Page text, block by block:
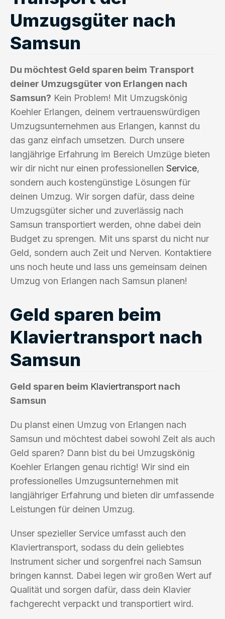
Umzugsgüter nach
Samsun
Du möchtest Geld sparen beim Transport
deiner Umzugsgüter von Erlangen nach
Samsun? Kein Problem! Mit Umzugskönig
Koehler Erlangen, deinem vertrauenswürdigen
Umzugsunternehmen aus Erlangen, kannst du
das ganz einfach umsetzen. Durch unsere
langjährige Erfahrung im Bereich Umzüge bieten
wir dir nicht nur einen professionellen Service,
sondern auch kostengünstige Lösungen für
deinen Umzug. Wir sorgen dafür, dass deine
Umzugsgüter sicher und zuverlässig nach
Samsun transportiert werden, ohne dabei dein
Budget zu sprengen. Mit uns sparst du nicht nur
Geld, sondern auch Zeit und Nerven. Kontaktiere
uns noch heute und lass uns gemeinsam deinen
Umzug von Erlangen nach Samsun planen!
Geld sparen beim
Klaviertransport nach
Samsun
Geld sparen beim Klaviertransport nach
Samsun
Du planst einen Umzug von Erlangen nach
Samsun und möchtest dabei sowohl Zeit als auch
Geld sparen? Dann bist du bei Umzugskönig
Koehler Erlangen genau richtig! Wir sind ein
professionelles Umzugsunternehmen mit
langjähriger Erfahrung und bieten dir umfassende
Leistungen für deinen Umzug.
Unser spezieller Service umfasst auch den
Klaviertransport, sodass du dein geliebtes
Instrument sicher und sorgenfrei nach Samsun
bringen kannst. Dabei legen wir großen Wert auf
Qualität und sorgen dafür, dass dein Klavier
fachgerecht verpackt und transportiert wird.